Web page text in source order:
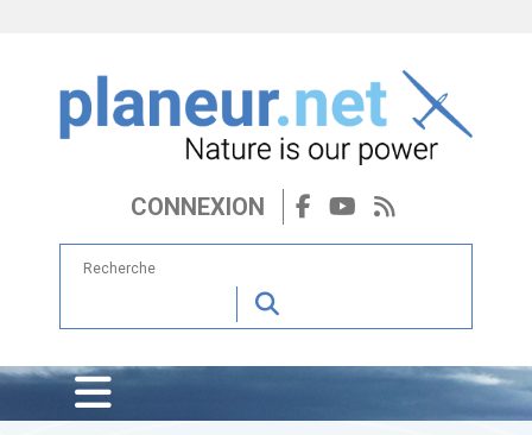
CONNEXION